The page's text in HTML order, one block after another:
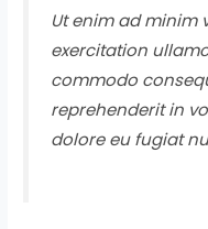
Ut enim ad minim
exercitation
commodo
reprehenderit in
dolore eu fugiat